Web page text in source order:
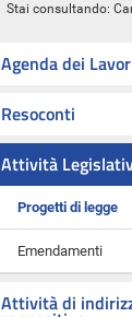
Stai consultando:
Agenda dei
Resoconti
Attività
Progetti di legge
Emendamenti
Attività di